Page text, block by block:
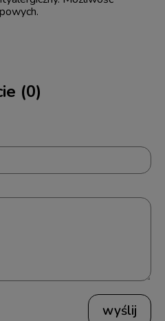
(0)
wyślij